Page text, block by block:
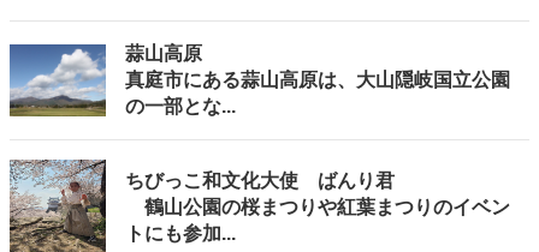
蒜山高原
真庭市にある蒜山高原は、大山隠岐国立公園
の一部とな...
ちびっこ和文化大使 ばんり君
鶴山公園の桜まつりや紅葉まつりのイベン
トにも参加...